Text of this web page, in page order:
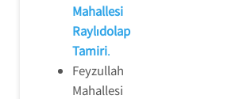
Mahallesi
Raylıdolap
Tamiri.
Feyzullah
Mahallesi